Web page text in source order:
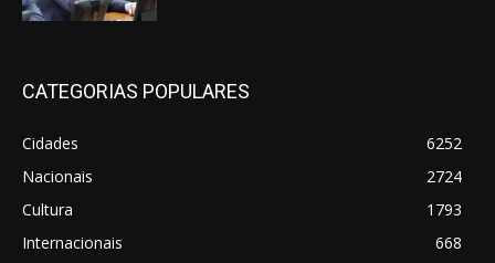
CATEGORIAS POPULARES
Cidades
6252
Nacionais
2724
Cultura
1793
Internacionais
668